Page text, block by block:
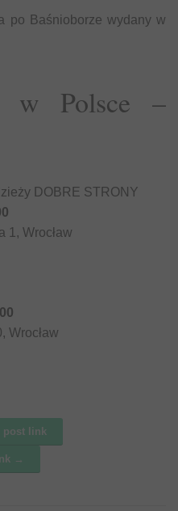
po Baśnioborze wydany w
w Polsce –
DOBRE STRONY
1, Wrocław
Wrocław
post link
→